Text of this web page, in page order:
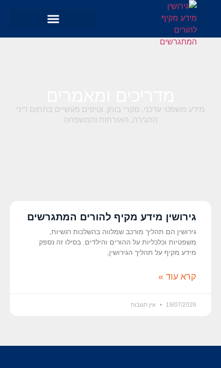
מידע משפטי עדכני, מקרי בוחן, וטיפים מעשיים בתחום דיני
ההגירה, האזרחות והמשפחה
גירושין מידע מקיף להורים המתגרשים
גירושין הם תהליך מורכב שמלווה בהשלכות רגשיות,
משפטיות וכלכליות על ההורים והילדים. בסילו זה נספק
מידע מקיף על תהליך הגירושין,
קרא עוד »
19/07/2026 אין תגובות